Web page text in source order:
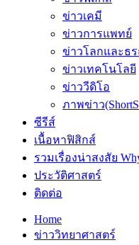
ข่าวเคมี
ข่าวการแพทย์
ข่าวโลกและธ
ข่าวเทคโนโลยี
ข่าววีดิโอ
ภาพข่าว
ซีรีส์
เนื้อหาฟิสิกส์
รวมเรื่องน่าสงสัย
ประวัติศาสตร์
ติดต่อ
Home
ข่าววิทยาศาสตร์